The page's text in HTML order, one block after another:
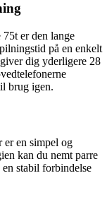
er den lange
på en enkelt
dig yderligere 28
brug igen.
er en simpel og
kan du nemt parre
stabil forbindelse